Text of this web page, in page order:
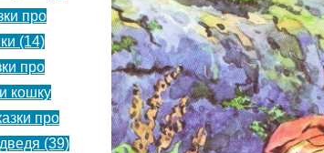
про
(14)
про
кошку
про
(39)